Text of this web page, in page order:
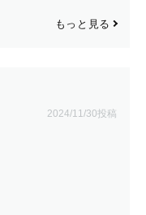
もっと見る
2024/11/30投稿